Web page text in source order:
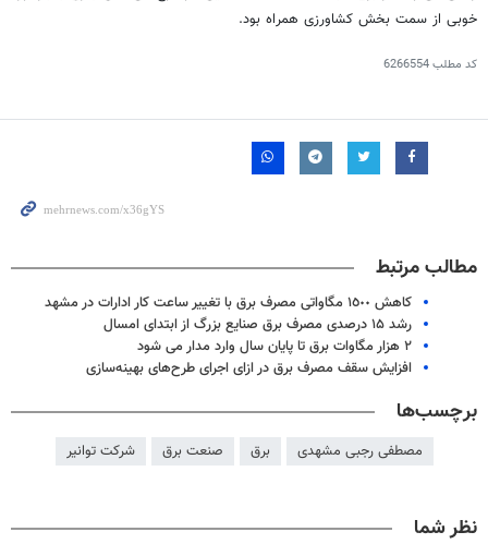
خوبی از سمت بخش کشاورزی همراه بود.
کد مطلب6266554
مطالب مرتبط
کاهش ١٥٠٠ مگاواتی مصرف برق با تغییر ساعت کار ادارات در مشهد
رشد ۱۵ درصدی مصرف برق صنایع بزرگ از ابتدای امسال
۲ هزار مگاوات برق تا پایان سال وارد مدار می شود
افزایش سقف مصرف برق در ازای اجرای طرح‌های بهینه‌سازی
برچسب‌ها
مصطفی رجبی مشهدی برق صنعت برق شرکت توانیر
نظر شما